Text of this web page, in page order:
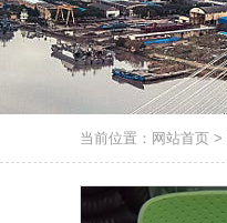
当前位置： 网站首页 >